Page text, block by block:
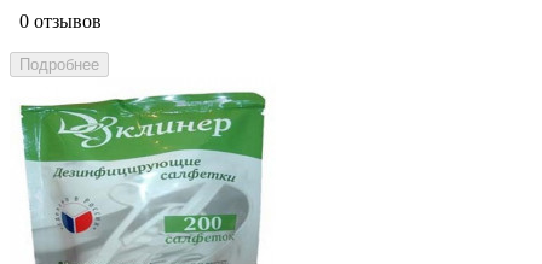
0 отзывов
Подробнее